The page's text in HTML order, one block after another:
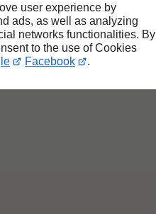
user experience by
ads, as well as analyzing
networks functionalities. By
to the use of Cookies
Facebook .